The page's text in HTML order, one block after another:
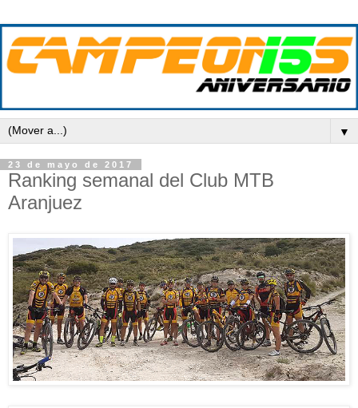
▼
23 de mayo de 2017
Ranking semanal del Club MTB
Aranjuez